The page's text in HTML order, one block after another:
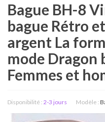
Bague BH-8
bague Rétro
argent La
mode Dragon
Femmes et
Disponibilité : 2-3 jours Modèle :